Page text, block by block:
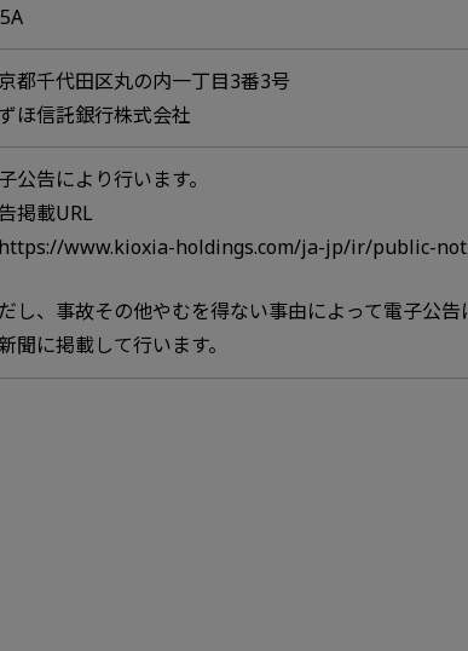
都千代田区丸の内一丁目3番3号​
ほ信託銀行株式会社​
公告により行います。
掲載URL
https://www.kioxia-holdings.com/ja-jp/ir/public-
し、事故その他やむを得ない事由によって電子公
聞に掲載して行います。​